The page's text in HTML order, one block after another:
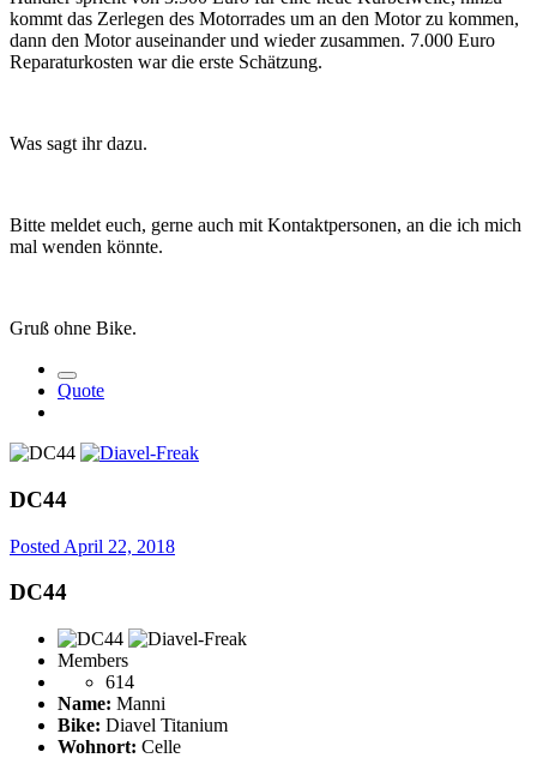
kommt das Zerlegen des Motorrades um an den Motor zu kommen,
dann den Motor auseinander und wieder zusammen. 7.000 Euro
Reparaturkosten war die erste Schätzung.
Was sagt ihr dazu.
Bitte meldet euch, gerne auch mit Kontaktpersonen, an die ich mich
mal wenden könnte.
Gruß ohne Bike.
Quote
DC44
Posted April 22, 2018
DC44
Members
614
Name: Manni
Bike: Diavel Titanium
Wohnort: Celle